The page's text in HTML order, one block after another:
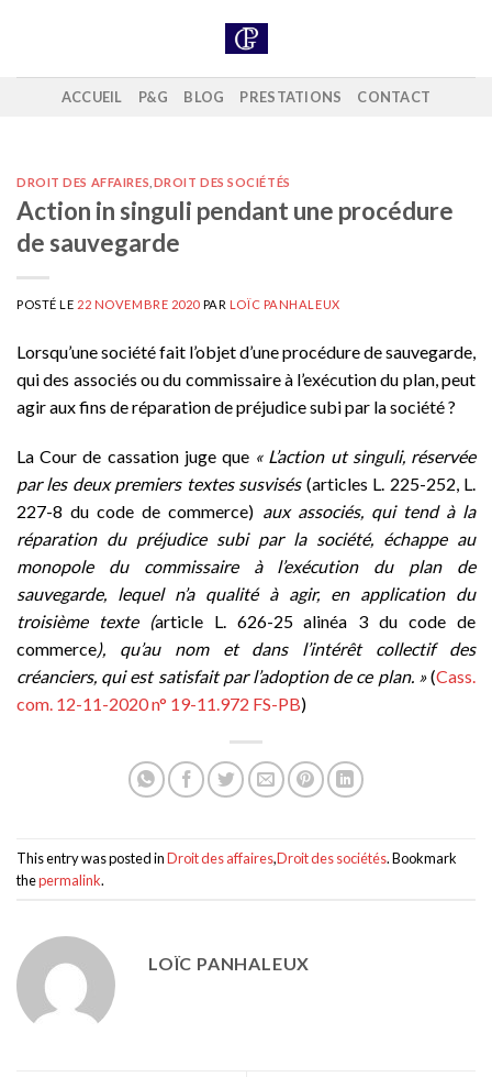
ACCUEIL P&G BLOG PRESTATIONS CONTACT
DROIT DES AFFAIRES DROIT DES SOCIÉTÉS
Action in singuli pendant une procédure
de sauvegarde
POSTÉ LE 22 NOVEMBRE 2020 PAR LOÏC PANHALEUX
Lorsqu’une société fait l’objet d’une procédure de sauvegarde,
qui des associés ou du commissaire à l’exécution du plan, peut
agir aux fins de réparation de préjudice subi par la société ?
La Cour de cassation juge que « L’action ut singuli, réservée
par les deux premiers textes susvisés(articles L. 225-252, L.
227-8 du code de commerce) aux associés, qui tend à la
réparation du préjudice subi par la société, échappe au
monopole du commissaire à l’exécution du plan de
sauvegarde, lequel n’a qualité à agir, en application du
troisième texte (article L. 626-25 alinéa 3 du code de
commerce), qu’au nom et dans l’intérêt collectif des
créanciers, qui est satisfait par l’adoption de ce plan. »(Cass.
com. 12-11-2020 n° 19-11.972 FS-PB)
This entry was posted inDroit des affaires,Droit des sociétés. Bookmark
thepermalink.
LOÏC PANHALEUX